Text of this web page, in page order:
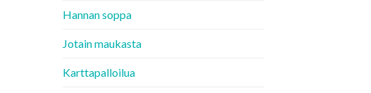
Hannan soppa
Jotain maukasta
Karttapalloilua